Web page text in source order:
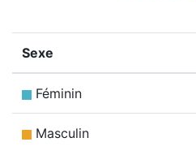
Sexe
Féminin
Masculin